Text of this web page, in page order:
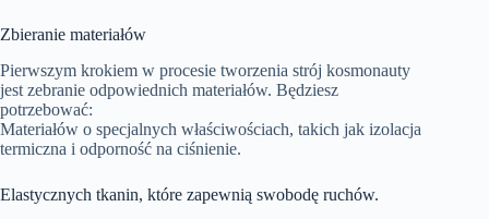
Zbieranie materiałów
Pierwszym krokiem w procesie tworzenia strój kosmonauty
jest zebranie odpowiednich materiałów. Będziesz
potrzebować:
Materiałów o specjalnych właściwościach, takich jak izolacja
termiczna i odporność na ciśnienie.
Elastycznych tkanin, które zapewnią swobodę ruchów.